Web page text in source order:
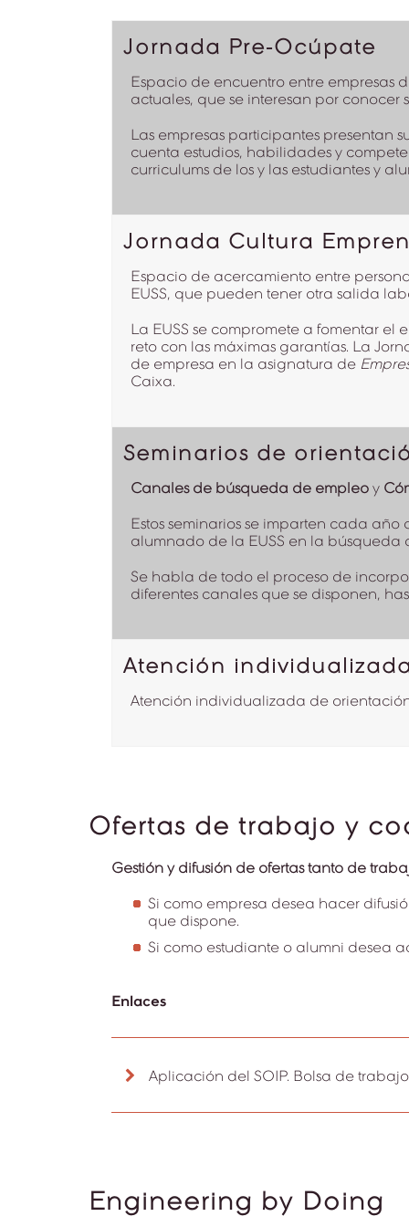
Jornada Pre-Ocúpate
Espacio de encuentro entre empresas
actuales, que se interesan por conocer
Las empresas participantes presentan
cuenta estudios, habilidades y
curriculums de los y las estudiantes y
Jornada Cultura
Espacio de acercamiento entre
EUSS, que pueden tener otra salida
La EUSS se compromete a fomentar
reto con las máximas garantías. La
de empresa en la asignatura de
Caixa.
Seminarios de
Canales de búsqueda de empleo y
Estos seminarios se imparten cada
alumnado de la EUSS en la búsqueda
Se habla de todo el proceso de
diferentes canales que se disponen,
Atención
Atención individualizada de
Ofertas de trabajo y
Gestión y difusión de ofertas tanto de
Si como empresa desea hacer
que dispone.
Si como estudiante o alumni desea
Enlaces
Aplicación del SOIP. Bolsa de
Engineering by Doing